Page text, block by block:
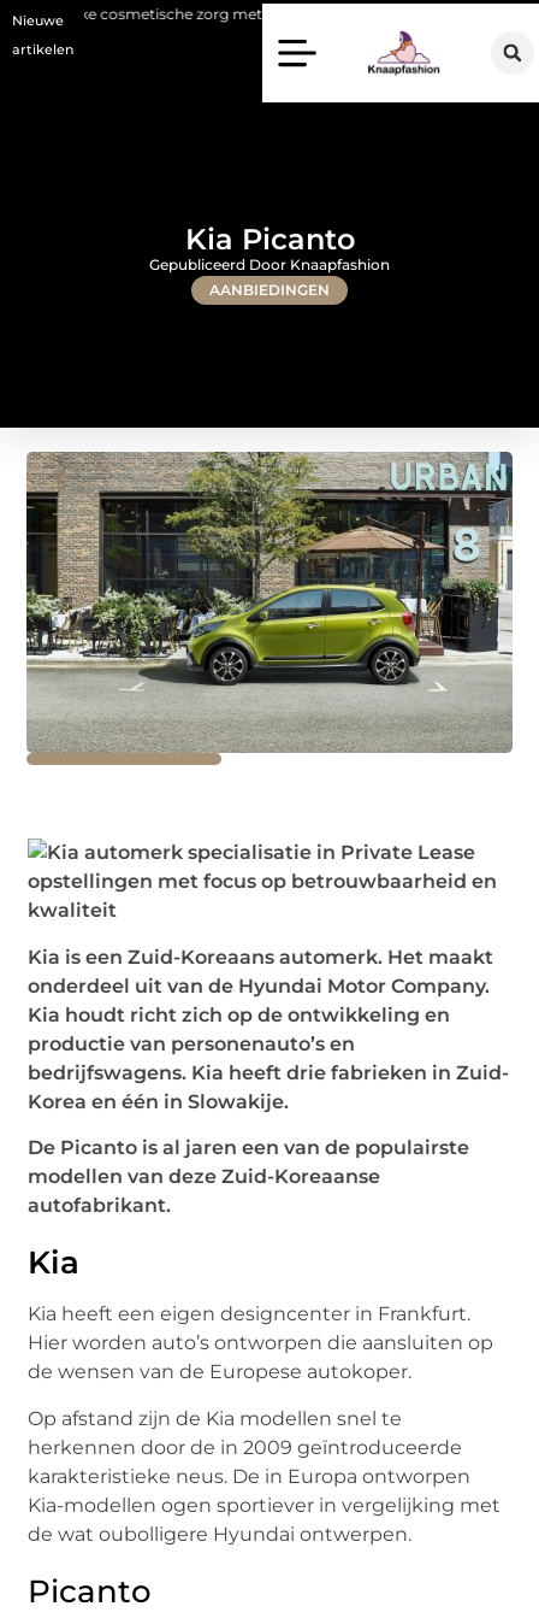
Nieuwe
artikelen
zorg met oog voor natuurlijke resultaten
Kia Picanto
AANBIEDINGEN
Gepubliceerd Door Knaapfashion
Kia is een Zuid-Koreaans automerk. Het maakt
onderdeel uit van de Hyundai Motor Company.
Kia houdt richt zich op de ontwikkeling en
productie van personenauto’s en
bedrijfswagens. Kia heeft drie fabrieken in Zuid-
Korea en één in Slowakije.
De Picanto is al jaren een van de populairste
modellen van deze Zuid-Koreaanse
autofabrikant.
Kia
Kia heeft een eigen designcenter in Frankfurt.
Hier worden auto’s ontworpen die aansluiten op
de wensen van de Europese autokoper.
Op afstand zijn de Kia modellen snel te
herkennen door de in 2009 geïntroduceerde
karakteristieke neus. De in Europa ontworpen
Kia-modellen ogen sportiever in vergelijking met
de wat oubolligere Hyundai ontwerpen.
Picanto